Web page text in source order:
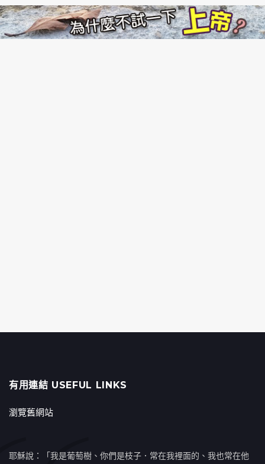
有用連結 USEFUL LINKS
瀏覽舊網站
耶穌說：「我是葡萄樹、你們是枝子．常在我裡面的、我也常在他